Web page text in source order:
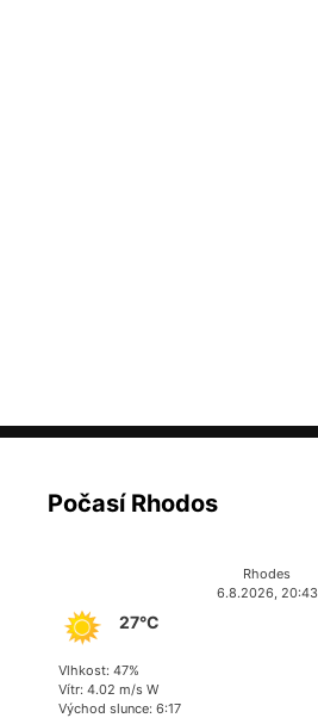
Počasí Rhodos
Rhodes
6.8.2026, 20:43
27°C
Vlhkost: 47%
Vítr: 4.02 m/s W
Východ slunce: 6:17